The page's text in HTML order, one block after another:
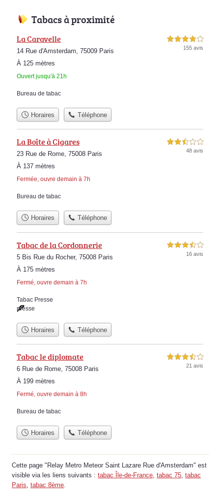
Tabacs à proximité
La Caravelle
14 Rue d'Amsterdam, 75009 Paris
À 125 mètres
Ouvert jusqu'à 21h
4,0 étoiles sur 5
155 avis
Bureau de tabac
Horaires Téléphone
La Boîte à Cigares
23 Rue de Rome, 75008 Paris
À 137 mètres
Fermée, ouvre demain à 7h
2,5 étoiles sur 5
48 avis
Bureau de tabac
Horaires Téléphone
Tabac de la Cordonnerie
5 Bis Rue du Rocher, 75008 Paris
À 175 mètres
Fermé, ouvre demain à 7h
3,5 étoiles sur 5
16 avis
Tabac Presse
presse
Horaires Téléphone
Tabac le diplomate
6 Rue de Rome, 75008 Paris
À 199 mètres
Fermé, ouvre demain à 8h
3,5 étoiles sur 5
21 avis
Bureau de tabac
Horaires Téléphone
Cette page "Relay Metro Meteor Saint Lazare Rue d'Amsterdam" est
visible via les liens suivants : tabac Île-de-France, tabac 75, tabac
Paris, tabac 8ème.